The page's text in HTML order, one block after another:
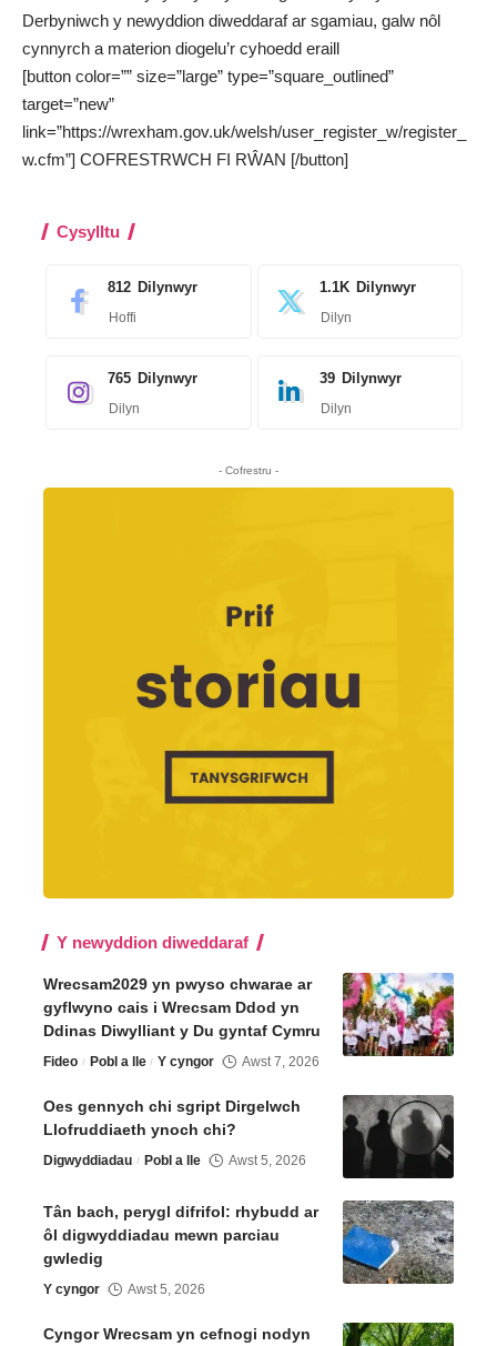
Derbyniwch y newyddion diweddaraf ar sgamiau, galw nôl
cynnyrch a materion diogelu’r cyhoedd eraill
[button color=”” size=”large” type=”square_outlined”
target=”new”
link=”https://wrexham.gov.uk/welsh/user_register_w/register_
w.cfm”] COFRESTRWCH FI RŴAN [/button]
Cysylltu
812 Dilynwyr
Hoffi
1.1K Dilynwyr
Dilyn
765 Dilynwyr
Dilyn
39 Dilynwyr
Dilyn
- Cofrestru -
Y newyddion diweddaraf
Wrecsam2029 yn pwyso chwarae ar
gyflwyno cais i Wrecsam Ddod yn
Ddinas Diwylliant y Du gyntaf Cymru
Fideo Pobl a lle Y cyngor Awst 7, 2026
Oes gennych chi sgript Dirgelwch
Llofruddiaeth ynoch chi?
Digwyddiadau Pobl a lle Awst 5, 2026
Tân bach, perygl difrifol: rhybudd ar
ôl digwyddiadau mewn parciau
gwledig
Y cyngor Awst 5, 2026
Cyngor Wrecsam yn cefnogi nodyn